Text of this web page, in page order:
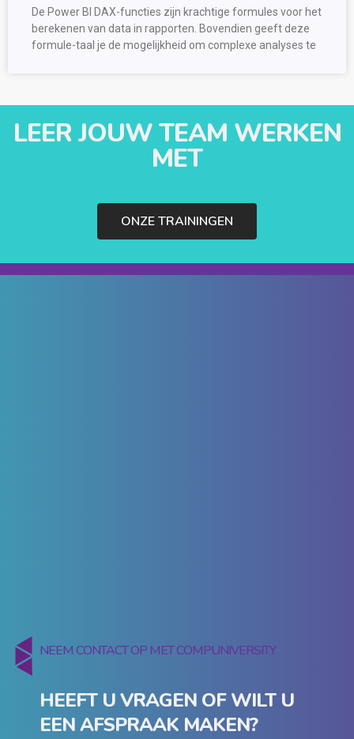
De Power BI DAX-functies zijn krachtige formules voor het
berekenen van data in rapporten. Bovendien geeft deze
formule-taal je de mogelijkheid om complexe analyses te
LEER JOUW TEAM WERKEN
MET
ONZE TRAININGEN
NEEM CONTACT OP MET COMPUNIVERSITY
HEEFT U VRAGEN OF WILT U
EEN AFSPRAAK MAKEN?